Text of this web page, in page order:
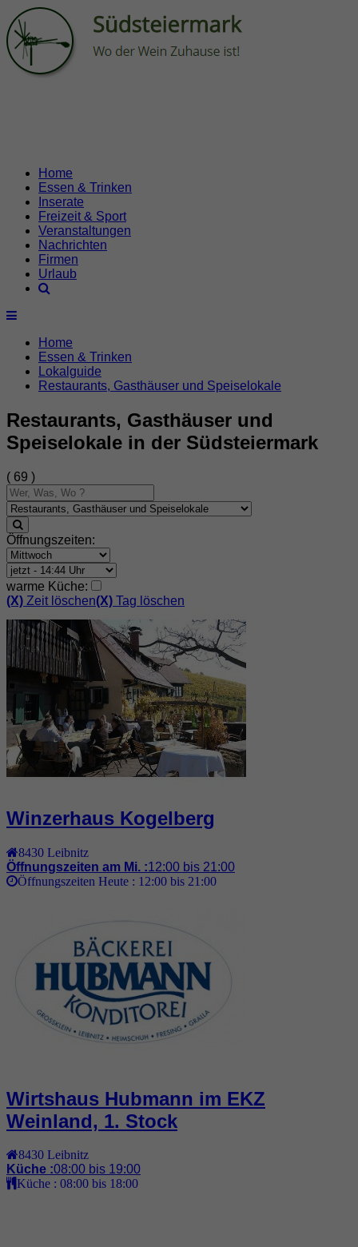
Home
Essen & Trinken
Inserate
Freizeit & Sport
Veranstaltungen
Nachrichten
Firmen
Urlaub
Home
Essen & Trinken
Lokalguide
Restaurants, Gasthäuser und Speiselokale
Restaurants, Gasthäuser und
Speiselokale in der Südsteiermark
( 69 )
Öffnungszeiten:
warme Küche:
(X) Zeit löschen(X) Tag löschen
Winzerhaus Kogelberg
8430 Leibnitz
Öffnungszeiten am Mi. :12:00 bis 21:00
Öffnungszeiten Heute : 12:00 bis 21:00
Wirtshaus Hubmann im EKZ
Weinland, 1. Stock
8430 Leibnitz
Küche :08:00 bis 19:00
Küche : 08:00 bis 18:00